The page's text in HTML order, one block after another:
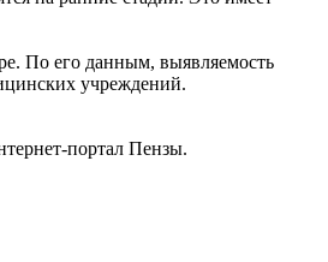
По его данным, выявляемость
учреждений.
портал Пензы.